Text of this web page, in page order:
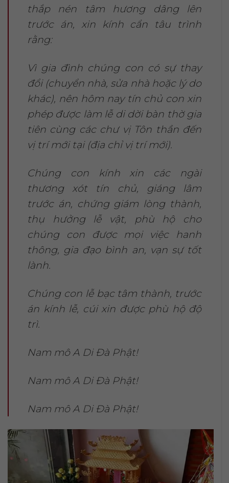
thắp nén tâm hương dâng lên
trước án, xin kính cẩn tâu trình
rằng:
Vì gia đình chúng con có sự thay
đổi (chuyển nhà, sửa nhà hoặc lý do
khác), nên hôm nay tín chủ con xin
phép được làm lễ di dời bàn thờ gia
tiên cùng các chư vị Tôn thần đến
vị trí mới tại (địa chỉ vị trí mới).
Chúng con kính xin các ngài
thương xót tín chủ, giáng lâm
trước án, chứng giám lòng thành,
thụ hưởng lễ vật, phù hộ cho
chúng con được mọi việc hanh
thông, gia đạo bình an, vạn sự tốt
lành.
Chúng con lễ bạc tâm thành, trước
án kính lễ, cúi xin được phù hộ độ
trì.
Nam mô A Di Đà Phật!
Nam mô A Di Đà Phật!
Nam mô A Di Đà Phật!